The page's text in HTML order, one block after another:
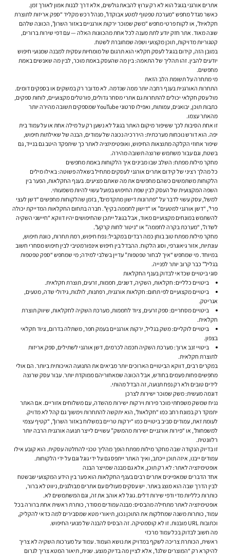
אתרים אורגני בגוגל הוא לא רק ערוץ להבאת גולשים, אלא דרך לבנות אמון לאורך זמן.
כאשר מגדל מחפש “מערכת טפטוף למטע אבוקדו”, מנהל רכש מקליד “ספק אריזות לתוצרת
חקלאית”, או לקוח פרטי מחפש “משק שמוכר ירקות אורגניים באזור השרון”, הכוונה שלהם
שונה מאוד. אתר חזק יודע לתת מענה לכל אחת מהכוונות האלה — עם דפי שירות ברורים,
קטגוריות מדויקות, תוכן מקצועי ושפה שמחוברת לשטח.
במובן הזה, קידום בגוגללעסק חקלאי הוא תרגום של מומחיות עסקית למבנה שמנועי חיפוש
יודעים להבין. זהו תהליך של התאמה: בין מה שהעסק באמת מוכר, לבין מה שאנשים באמת
מחפשים.
מי מתחרה על תשומת הלב הזאת
התחרות האורגנית בענף רחבה יותר ממה שנדמה. לא מדובר רק במשקים או בספקים דומים.
מול עסק חקלאי יכולים להתחרות גם אתרי מסחר גדולים, פורטלים מקצועיים, לוחות ספקים,
כתבות תוכן, יבואנים, עמותות, ואפילו סרטוני YouTube שמספקים תשובה מהירה יותר
מהאתר עצמו.
זו אחת הסיבות לכך ששיפור מיקום האתר בגוגללא נשען רק על מילה אחת או על עמוד בית
יפה. הוא דורש נוכחות מערכתית: היררכיה נכונה של עמודים, הבנה של שאילתות חיפוש,
שיפור אחוזי הקלקה מתוצאות החיפוש, ואופטימיזציה לאתר כך שיתפקד היטב גם בנייד, גם
בשטח, וגם עבור משתמש שרוצה תשובה מהירה.
מחקר מילות מפתח: השלב שבו מבינים איך הלקוחות באמת מחפשים
כל מהלך רציני של קידום אתרים אורגני לעסקים מתחיל בשאלה פשוטה: באילו מילים
הלקוחות משתמשים כשהם מחפשים את מה שאתם מציעים. בענף החקלאות, הפער בין
השפה המקצועית של העסק לבין שפת החיפוש בפועל עשוי להיות משמעותי.
למשל, עסק עשוי לדבר על “פתרונות דישון מתקדמים”, בזמן שהלקוחות מחפשים “דשן לעצי
פרי”, “דשן אורגני למטעים” או “דישון לחממה בקיץ”. חברה בתחום החקלאות המדייקת יכולה
להשתמש במונחים מקצועיים מאוד, אבל בגוגל ייתכן שהחיפושים יהיו דווקא “חיישני השקיה
לשדה”, “מערכת בקרה לחממה” או “ניטור לחות קרקע”.
מחקר מילות מפתח טוב בוחן כמה רבדים במקביל: נפח חיפוש, רמת תחרות, כוונת חיפוש,
עונתיות, אזור גיאוגרפי, וסוג הלקוח. ההבדל בין חיפוש אינפורמטיבי לבין חיפוש מסחרי חשוב
במיוחד. מי שמחפש “איך לבחור טפטפות” עדיין בשלבי למידה; מי שמחפש “ספק טפטפות
בגליל” כבר קרוב יותר לפנייה.
סוגי ביטויים שכדאי לבדוק בענף החקלאות
ביטויים כלליים: חקלאות, השקיה, דשנים, חממות, זרעים, תוצרת חקלאית.
ביטויים מקצועיים לפי תחום: חקלאות אורגנית, רפתנות, לולנות, גידולי שדה, מטעים,
אגריטק.
ביטויים מסחריים: ספק זרעים, ציוד לחממות, מערכת השקיה לחקלאות, שיווק תוצרת
חקלאית.
ביטויים לוקליים: משק בגליל, ירקות אורגניים בעמק חפר, משתלה בדרום, ציוד חקלאי
בצפון.
ביטויי זנב ארוך: מערכת השקיה חכמה לכרמים, דשן אורגני לשתילים, ספק אריזות
לתוצרת חקלאית.
במקרים רבים, דווקא הביטויים הארוכים יותר מביאים את התנועה האיכותית ביותר. הם אולי
מחפשים פחות פעמים בחודש, אבל הכוונה שמאחוריהם ממוקדת יותר. עבור עסק שרוצה
לידים טובים ולא רק נפח תנועה, זה הבדל מהותי.
דוגמה מעשית: משק שמוכר ישירות לצרכן
נניח שמשק משפחתי מוכר פירות וירקות ישירות מהשדה, עם משלוחים אזוריים. אם האתר
יתמקד רק במונח רחב כמו “חקלאות”, הוא יתקשה להתחרות וימשוך גם קהל לא מדויק.
לעומת זאת, עמודים סביב ביטויים כמו “ירקות טריים במשלוח באזור השרון”, “קטיף עצמי
למשפחות”, או “פירות אורגניים ישירות מהמשק” עשויים לייצר תנועה אורגנית הרבה יותר
רלוונטית.
זו בדיוק הנקודה שבה מחקר מילות מפתח הופך מהליך טכני להחלטה עסקית. הוא קובע אילו
עמודים ייבנו, איזה תוכן ייכתב, ואיך האתר ייתפס גם על ידי גוגל וגם על ידי הלקוחות.
אופטימיזציה לאתר: לא רק תוכן, אלא גם מבנה שמייצר הבנה
אחד הדברים שמאפיינים אתרים רבים בענף החקלאות הוא פער בין הידע המקצועי שבשטח
לבין הדרך שבה הוא מוצג באתר. יש עסקים מעולים עם אתרים מבולגנים, ניווט לא ברור,
כותרות כלליות מדי ודפי שירות דלים. גוגל לא אוהב את זה, וגם המשתמשים לא.
אופטימיזציה לאתרמתחילה מהבסיס: מבנה עמודים מסודר, כותרת ראשית אחת ברורה בכל
עמוד, כותרות משנה שמחלקות את התוכן נכון, תיאורי מטא שמסבירים למה כדאי להקליק,
וכתובות URL מובנות. זו לא קוסמטיקה. זה הבסיס להבנה של מנועי החיפוש.
מה חשוב לבדוק בכל עמוד מרכזי
ראשית, הכותרת צריכה לשקף במדויק את נושא העמוד. עמוד על מערכות השקיה לא צריך
להיקרא רק “המוצרים שלנו”, אלא לציין מה בדיוק מוצע. שנית, תיאור המטא צריך לגרום